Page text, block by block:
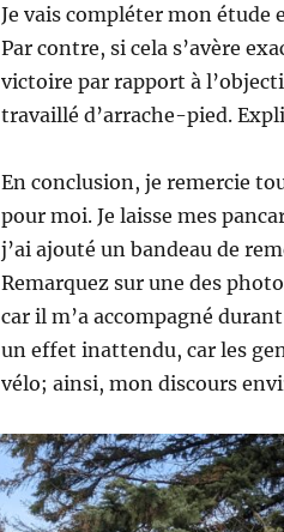
Je vais compléter mon étude
Par contre, si cela s’avère
victoire par rapport à
travaillé d’arrache-pied.
En conclusion, je remercie
pour moi. Je laisse mes
j’ai ajouté un bandeau de
Remarquez sur une des
car il m’a accompagné
un effet inattendu, car les
vélo; ainsi, mon discours